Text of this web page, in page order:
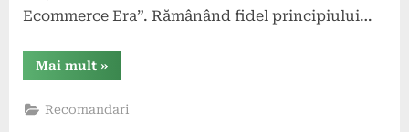
Ecommerce Era”. Rămânând fidel principiului…
Mai mult“ecomTEAM
2026
Navigating
the
»
Recomandari